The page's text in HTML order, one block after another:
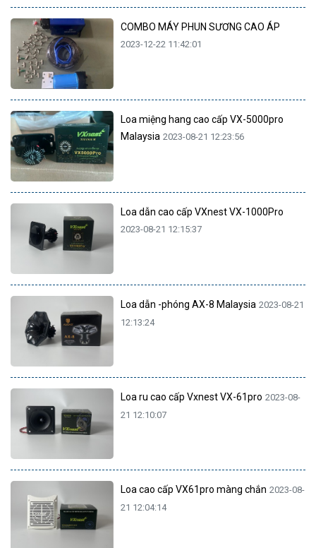
COMBO MÁY PHUN SƯƠNG CAO ÁP
2023-12-22 11:42:01
Loa miệng hang cao cấp VX-5000pro
Malaysia 2023-08-21 12:23:56
Loa dẫn cao cấp VXnest VX-1000Pro
2023-08-21 12:15:37
Loa dẫn -phóng AX-8 Malaysia 2023-08-21
12:13:24
Loa ru cao cấp Vxnest VX-61pro 2023-08-
21 12:10:07
Loa cao cấp VX61pro màng chắn 2023-08-
21 12:04:14